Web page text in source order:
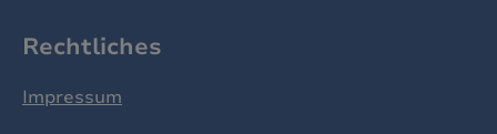
Rechtliches
Impressum